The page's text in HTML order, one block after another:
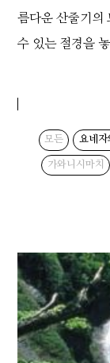
름다운 산줄기의
수 있는 절경을
모든 요네자
가와니시마치